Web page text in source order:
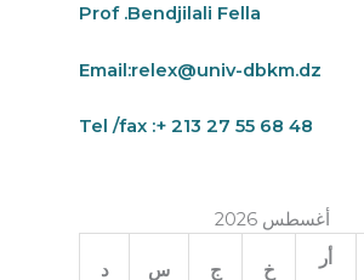
Prof .Bendjilali Fella
Email:relex@univ-dbkm.dz
Tel /fax :+ 213 27 55 68 48
أغسطس 2026
أر
خ ج س د